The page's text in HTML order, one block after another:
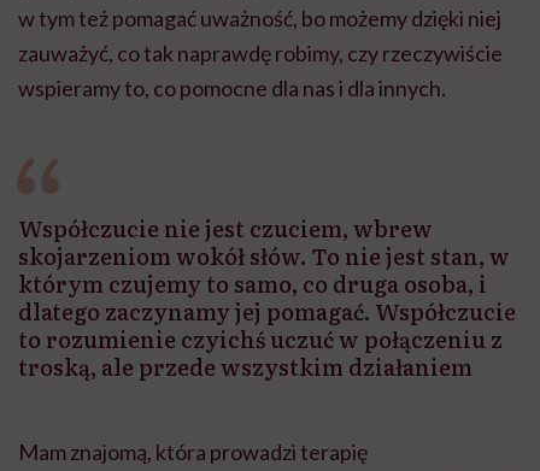
w tym też pomagać uważność, bo możemy dzięki niej
zauważyć, co tak naprawdę robimy, czy rzeczywiście
wspieramy to, co pomocne dla nas i dla innych.
Współczucie nie jest czuciem, wbrew
skojarzeniom wokół słów. To nie jest stan, w
którym czujemy to samo, co druga osoba, i
dlatego zaczynamy jej pomagać. Współczucie
to rozumienie czyichś uczuć w połączeniu z
troską, ale przede wszystkim działaniem
Mam znajomą, która prowadzi terapię